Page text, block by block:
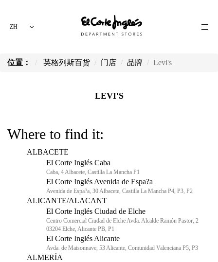
ZH
位置： 英格列斯百货 门店 品牌 Levi's
LEVI'S
Where to find it:
ALBACETE
El Corte Inglés Caba
Caba, 4 Albacete, Castilla La Mancha P1
El Corte Inglés Avenida de Espa?a
Avenida de Espa?a, 30 Albacete, Castilla La Mancha P4, P3, P2
ALICANTE/ALACANT
El Corte Inglés Ciudad de Elche
Centro Comercial Ciudad de Elche Avda. Alcalde Ramón Pastor, 2
03204 Elche, Alicante PB, P1
El Corte Inglés Alicante
Avda. de Maisonnave, 53 Alicante, Comunidad Valenciana P5, P3
ALMERÍA